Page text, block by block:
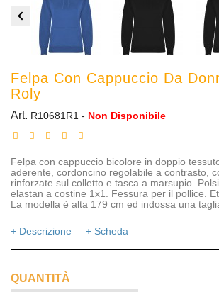

Felpa Con Cappuccio Da
Roly
Art. R10681R1 - Non Disponibile
Felpa con cappuccio bicolore in doppio
aderente, cordoncino regolabile a contrasto,
rinforzate sul colletto e tasca a marsupio.
elastan a costine 1x1. Fessura per il pollice.
La modella è alta 179 cm ed indossa una
+ Descrizione + Scheda
QUANTITÀ